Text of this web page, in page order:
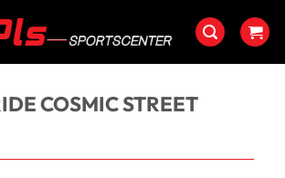
COSMIC STREET